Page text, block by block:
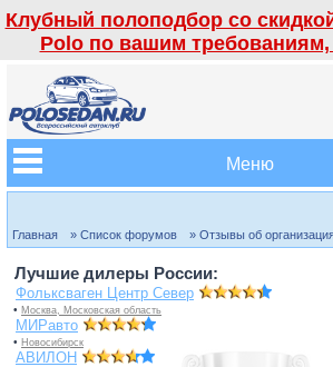
Клубный полоподбор со
Polo по вашим требованиям,
Меню
Главная » Список форумов » Отзывы об
Лучшие дилеры России:
Фольксваген Центр Север
• Москва, Московская область
МИРавто
• Новосибирск
АВИЛОН